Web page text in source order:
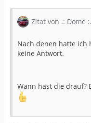
Zitat von .: Dome :.
Nach denen hatte ich
keine Antwort.
Wann hast die drauf?